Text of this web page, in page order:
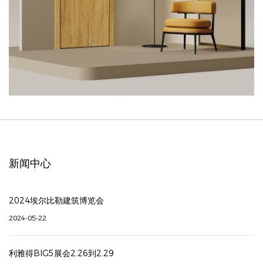
新闻中心
2024埃尔比勒建筑博览会
2024-05-22
利雅得BIG5展会2.26到2.29